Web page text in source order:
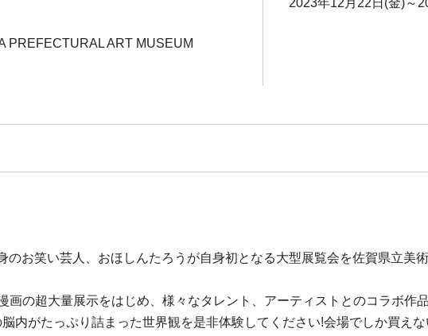
PREFECTURAL ART MUSEUM
2023年12月22日(金)～
のお笑い芸人、おほしんたろうが自身初となる大型展覧会を佐賀県立美
画の超大量展示をはじめ、様々なタレント、アーティストとのコラボ作
内がたっぷり詰まった世界観を是非体験してください!会場でしか買え